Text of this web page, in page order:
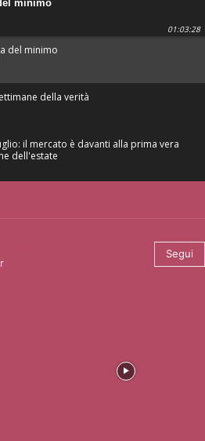
minimo
01:03:28
del minimo
della verità
il mercato è davanti alla prima vera
dell'estate
Segui